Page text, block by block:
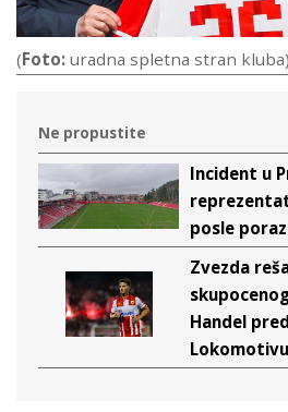
(Foto: uradna spletna stran kluba)
Ne propustite
Incident u
posle
Zvezda
Handel